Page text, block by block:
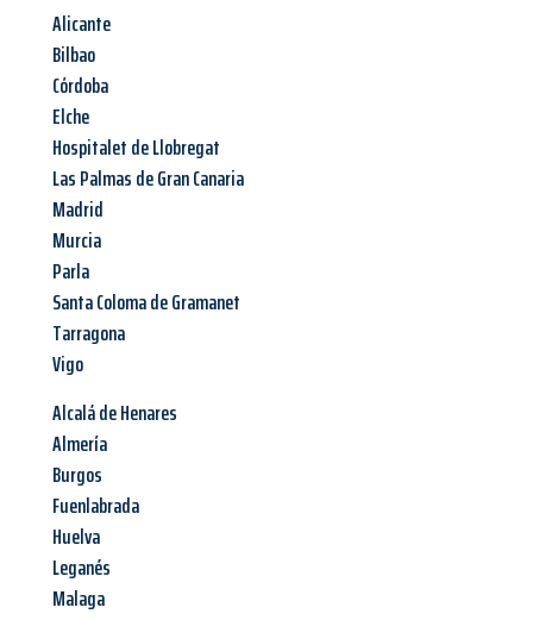
Alicante
Bilbao
Córdoba
Elche
Hospitalet de Llobregat
Las Palmas de Gran Canaria
Madrid
Murcia
Parla
Santa Coloma de Gramanet
Tarragona
Vigo
Alcalá de Henares
Almería
Burgos
Fuenlabrada
Huelva
Leganés
Malaga